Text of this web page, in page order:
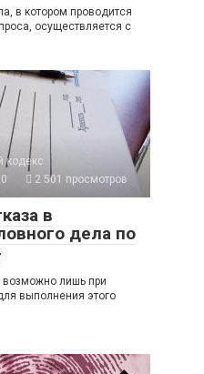
в котором проводится
осуществляется с
кодекс
0
2 501 просмотров
в
дела по
возможно лишь при
выполнения этого